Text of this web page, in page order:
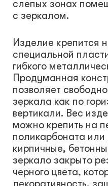
слепых зонах
с зеркалом.
Изделие крепится
специальной
гибкого
Продуманная
позволяет
зеркала как по
вертикали. Вес
можно крепить на
поликарбоната или
кирпичные,
зеркало закрыто
черного цвета,